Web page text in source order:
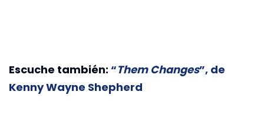
Escuche también: “Them Changes”, de
Kenny Wayne Shepherd